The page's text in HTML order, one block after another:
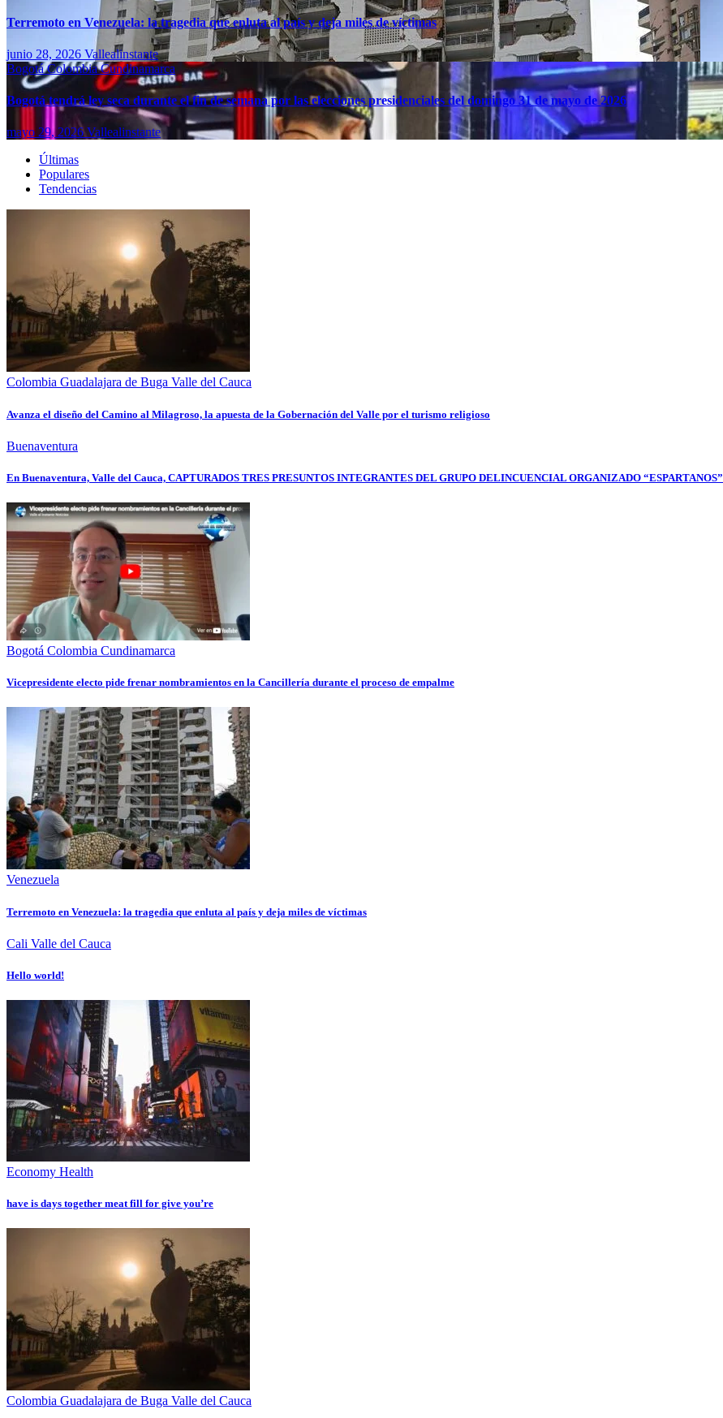
Terremoto en Venezuela: la tragedia que enluta al país y deja miles de víctimas
junio 28, 2026 Vallealinstante
BogotáColombiaCundinamarca
Bogotá tendrá ley seca durante el fin de semana por las elecciones presidenciales del domingo 31 de mayo de 2026
mayo 29, 2026Vallealinstante
Últimas
Populares
Tendencias
Colombia Guadalajara de Buga Valle del Cauca
Avanza el diseño del Camino al Milagroso, la apuesta de la Gobernación del Valle por el turismo religioso
Buenaventura
En Buenaventura, Valle del Cauca, CAPTURADOS TRES PRESUNTOS INTEGRANTES DEL GRUPO DELINCUENCIAL ORGANIZADO “ESPARTANOS”
Bogotá Colombia Cundinamarca
Vicepresidente electo pide frenar nombramientos en la Cancillería durante el proceso de empalme
Venezuela
Terremoto en Venezuela: la tragedia que enluta al país y deja miles de víctimas
Cali Valle del Cauca
Hello world!
Economy Health
have is days together meat fill for give you’re
Colombia Guadalajara de Buga Valle del Cauca